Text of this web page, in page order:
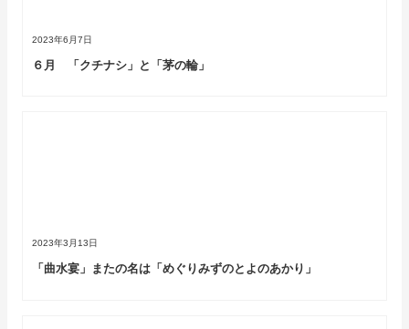
2023年6月7日
６月 「クチナシ」と「茅の輪」
2023年3月13日
「曲水宴」またの名は「めぐりみずのとよのあかり」